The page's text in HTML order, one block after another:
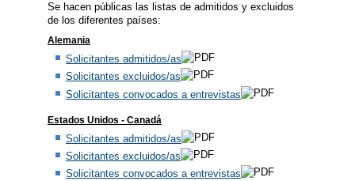
Se hacen públicas las listas de admitidos y excluidos
de los diferentes países:
Alemania
Solicitantes admitidos/as
Solicitantes excluidos/as
Solicitantes convocados a entrevistas
Estados Unidos - Canadá
Solicitantes admitidos/as
Solicitantes excluidos/as
Solicitantes convocados a entrevistas